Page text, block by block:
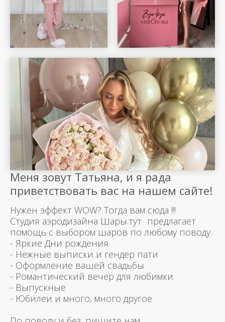
Меня зовут Татьяна, и я рада
приветствовать вас на нашем сайте!
Нужен эффект WOW? Тогда вам сюда !!!
Студия аэродизайна Шары.тут предлагает
помощь с выбором шаров по любому поводу.
- Яркие Дни рождения
- Нежные выписки и гендер пати
- Оформление вашей свадьбы
- Романтический вечер для любимки
- Выпускные
- Юбилеи и много, много другое